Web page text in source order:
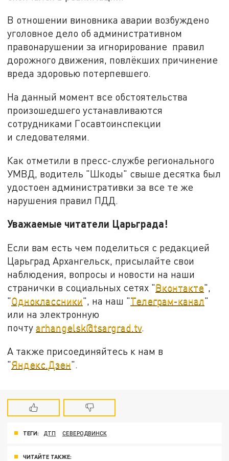
В отношении виновника аварии возбуждено
уголовное дело об административном
правонарушении за игнорирование правил
дорожного движения, повлёкших причинение
вреда здоровью потерпевшего.
На данный момент все обстоятельства
произошедшего устанавливаются
сотрудниками Госавтоинспекции
и следователями.
Как отметили в пресс-службе регионального
УМВД, водитель "Шкоды" свыше десятка был
удостоен административки за все те же
нарушения правил ПДД.
Уважаемые читатели Царьграда!
Если вам есть чем поделиться с редакцией
Царьград Архангельск, присылайте свои
наблюдения, вопросы и новости на наши
странички в социальных сетях "Вконтакте",
"Одноклассники", на наш "Телеграм-канал"
или на электронную
почтуarhangelsk@tsargrad.tv.
А также присоединяйтесь к нам в
"Яндекс.Дзен".
ТЕГИ: ДТП СЕВЕРОДВИНСК
ЧИТАЙТЕ ТАКЖЕ: